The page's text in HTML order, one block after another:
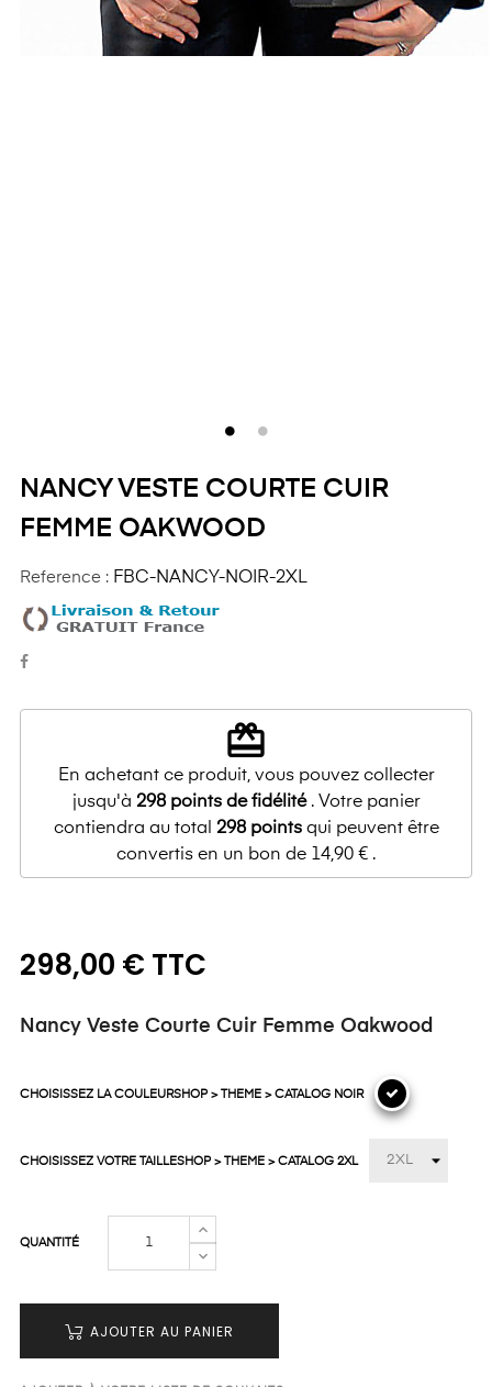
NANCY VESTE COURTE CUIR
FEMME OAKWOOD
Reference : FBC-NANCY-NOIR-2XL
redeem
En achetant ce produit, vous pouvez collecter
jusqu'à 298points de fidélité. Votre panier
contiendra au total 298pointsqui peuvent être
convertis en un bon de 14,90 € .
298,00 € TTC
Nancy Veste Courte Cuir Femme Oakwood
CHOISISSEZ LA COULEURSHOP > THEME > CATALOG NOIR
CHOISISSEZ VOTRE TAILLESHOP > THEME > CATALOG 2XL
QUANTITÉ
AJOUTER AU PANIER